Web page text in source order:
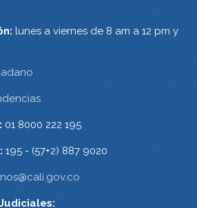
lunes a viernes de 8 am a 12 pm y
01 8000 222 195
195 - (57+2) 887 9020